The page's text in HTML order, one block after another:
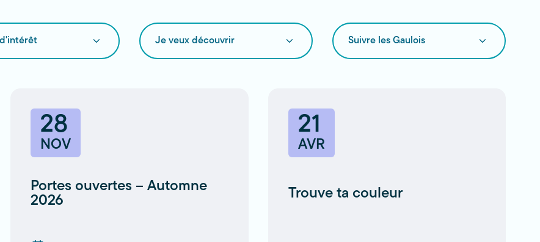
Je
veux
découvrir
Suivre
les
Gaulois
28
NOV
Portes ouvertes – Automne
2026
21
AVR
Trouve ta couleur